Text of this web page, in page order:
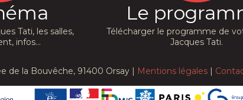
Tati, les salles,
infos...
Le
Télécharger le programme de
Jacques Tati.
de la Bouvêche, 91400 Orsay | Mentions légales|